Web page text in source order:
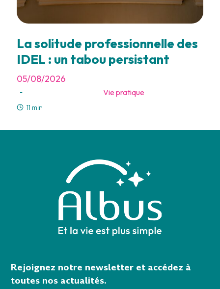
La solitude professionnelle des
IDEL : un tabou persistant
05/08/2026
- Vie pratique
11 min
Rejoignez notre newsletter et accédez à
toutes nos actualités.